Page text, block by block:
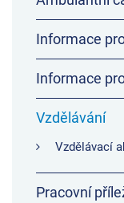
Informace
Informace
Vzdělávání
Vzdělávací
Pracovní